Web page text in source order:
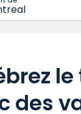
des